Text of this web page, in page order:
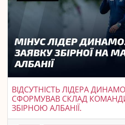
ВІДСУТНІСТЬ ЛІДЕРА
СФОРМУВАВ СКЛАД
ЗБІРНОЮ АЛБАНІЇ.